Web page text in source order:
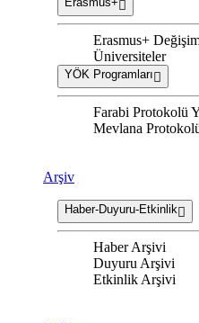
Erasmus+
Üniversiteler
YÖK Programları
Farabi Protokolü
Mevlana
Arşiv
Haber-Duyuru-Etkinlik
Haber Arşivi
Duyuru Arşivi
Etkinlik Arşivi